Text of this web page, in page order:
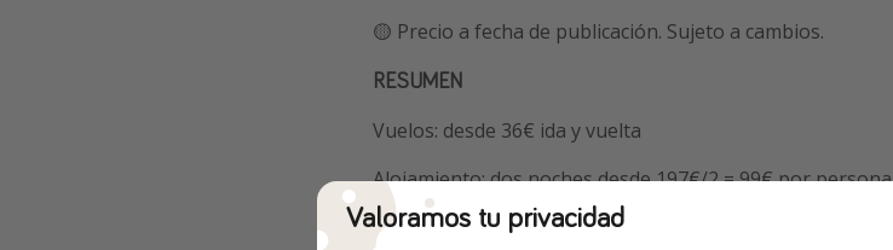
🟡 Precio a fecha de publicación. Sujeto a cambios.
RESUMEN
Vuelos: desde 36€ ida y vuelta
Alojamiento: dos noches desde 197€/2 = 99€ por persona
Total: 135€ por persona
Valoramos tu privacidad